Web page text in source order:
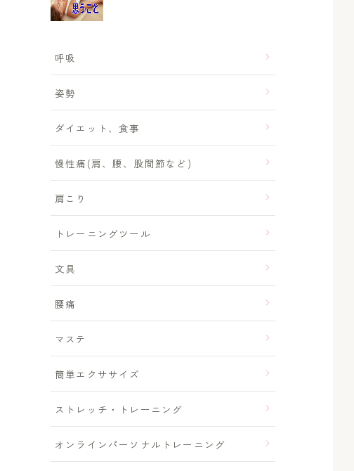
呼吸
姿勢
ダイエット、食事
慢性痛(肩、腰、股間節など)
肩こり
トレーニングツール
文具
腰痛
マステ
簡単エクササイズ
ストレッチ・トレーニング
オンラインパーソナルトレーニング